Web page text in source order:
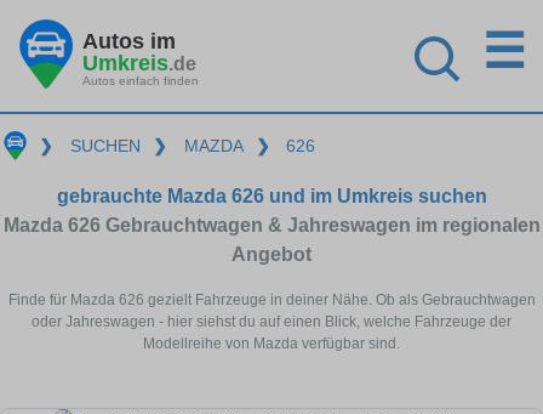
Autos im
Umkreis.de
Autos einfach finden
☰
❯ SUCHEN ❯ MAZDA ❯ 626
gebrauchte Mazda 626 und im Umkreis suchen
Mazda 626 Gebrauchtwagen & Jahreswagen im regionalen
Angebot
Finde für Mazda 626 gezielt Fahrzeuge in deiner Nähe. Ob als Gebrauchtwagen
oder Jahreswagen - hier siehst du auf einen Blick, welche Fahrzeuge der
Modellreihe von Mazda verfügbar sind.